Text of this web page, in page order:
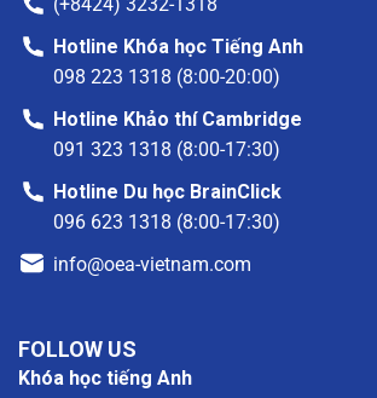
(+8424) 3232-1318
Hotline Khóa học Tiếng Anh
098 223 1318 (8:00-20:00)
Hotline Khảo thí Cambridge
091 323 1318 (8:00-17:30)
Hotline Du học BrainClick
096 623 1318 (8:00-17:30)
info@oea-vietnam.com
FOLLOW US
Khóa học tiếng Anh